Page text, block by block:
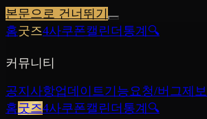
본문으로 건너뛰기
홈굿즈4사쿠폰캘린더 통계 🔍
커뮤니티
공지사항업데이트기능요청/버그제보
홈굿즈4사쿠폰캘린더 통계 🔍